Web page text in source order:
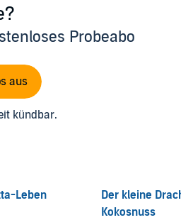
Probeabo
aus
kündbar.
Leben
Der kleine
Kokosnuss